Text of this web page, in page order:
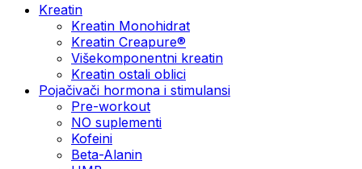
Kreatin
Kreatin Monohidrat
Kreatin Creapure®
Višekomponentni kreatin
Kreatin ostali oblici
Pojačivači hormona i stimulansi
Pre-workout
NO suplementi
Kofeini
Beta-Alanin